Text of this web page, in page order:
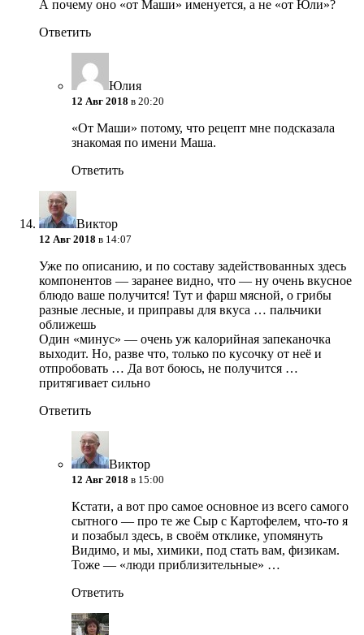
А почему оно «от Маши» именуется, а не «от Юли»?
Ответить
Юлия
12 Авг 2018 в 20:20
«От Маши» потому, что рецепт мне подсказала
знакомая по имени Маша.
Ответить
Виктор
12 Авг 2018 в 14:07
Уже по описанию, и по составу задействованных здесь
компонентов — заранее видно, что — ну очень вкусное
блюдо ваше получится! Тут и фарш мясной, о грибы
разные лесные, и приправы для вкуса … пальчики
оближешь
Один «минус» — очень уж калорийная запеканочка
выходит. Но, разве что, только по кусочку от неё и
отпробовать … Да вот боюсь, не получится …
притягивает сильно
Ответить
Виктор
12 Авг 2018 в 15:00
Кстати, а вот про самое основное из всего самого
сытного — про те же Сыр с Картофелем, что-то я
и позабыл здесь, в своём отклике, упомянуть
Видимо, и мы, химики, под стать вам, физикам.
Тоже — «люди приблизительные» …
Ответить